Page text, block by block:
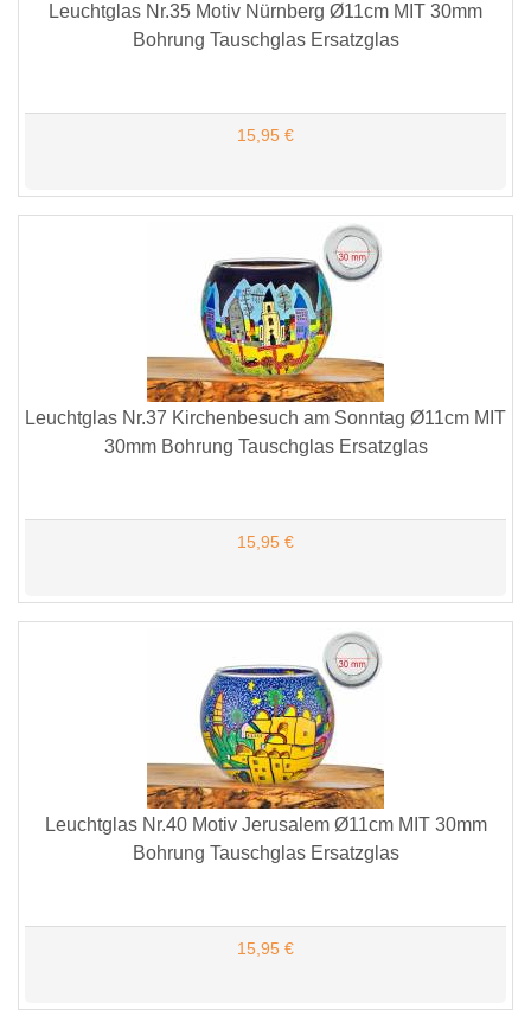
Leuchtglas Nr.35 Motiv Nürnberg Ø11cm MIT 30mm
Bohrung Tauschglas Ersatzglas
15,95 €
Leuchtglas Nr.37 Kirchenbesuch am Sonntag Ø11cm MIT
30mm Bohrung Tauschglas Ersatzglas
15,95 €
Leuchtglas Nr.40 Motiv Jerusalem Ø11cm MIT 30mm
Bohrung Tauschglas Ersatzglas
15,95 €